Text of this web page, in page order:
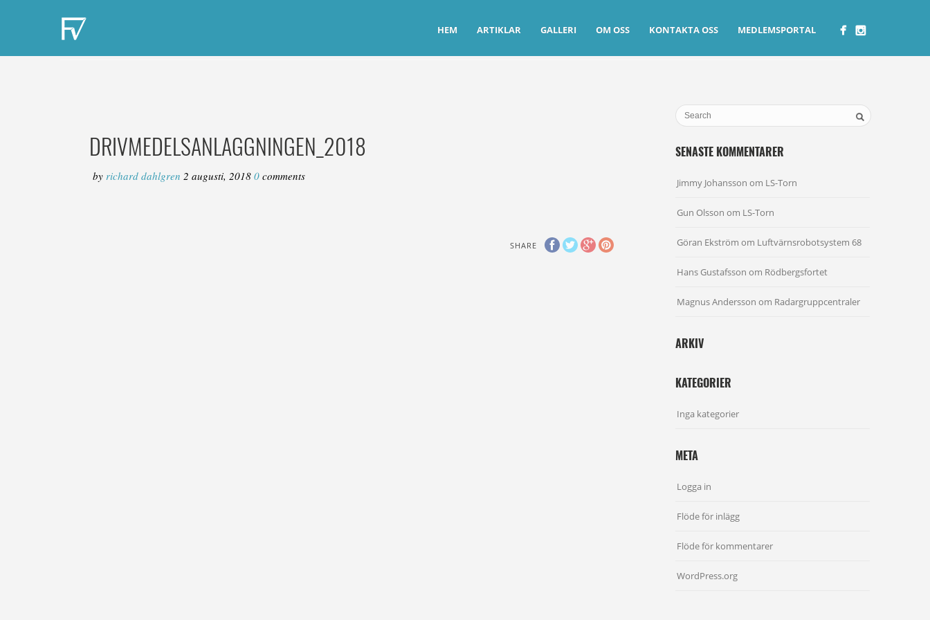
HEM ARTIKLAR GALLERI OM OSS KONTAKTA OSS MEDLEMSPORTAL
DRIVMEDELSANLAGGNINGEN_2018
byrichard dahlgren2 augusti, 2018 0comments
SHARE
SENASTE KOMMENTARER
Jimmy Johansson om LS-Torn
Gun Olsson om LS-Torn
Göran Ekström om Luftvärnsrobotsystem 68
Hans Gustafsson om Rödbergsfortet
Magnus Andersson om Radargruppcentraler
ARKIV
KATEGORIER
Inga kategorier
META
Logga in
Flöde för inlägg
Flöde för kommentarer
WordPress.org